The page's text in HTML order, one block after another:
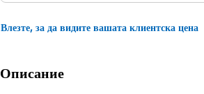
Влезте, за да видите вашата клиентска цена
Описание